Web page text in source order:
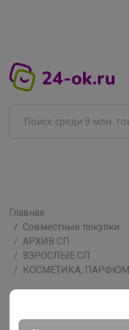
Главная
Совместные покупки
АРХИВ СП
ВЗРОСЛЫЕ СП
КОСМЕТИКА,
Новинки в